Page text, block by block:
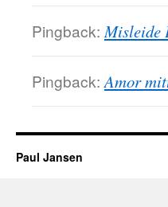
Pingback: Misleide
Pingback: Amor
Paul Jansen